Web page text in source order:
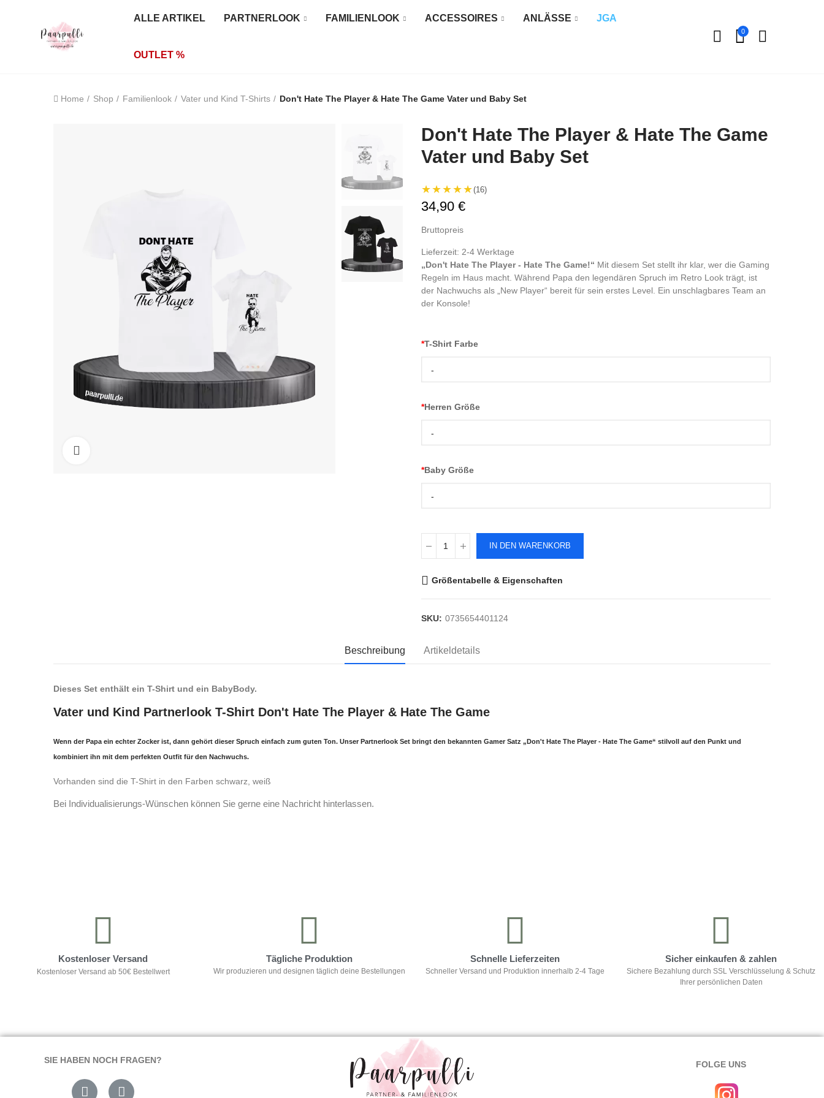
ALLE ARTIKEL PARTNERLOOK FAMILIENLOOK ACCESSOIRES ANLÄSSE JGA
OUTLET %
0
Home Shop Familienlook Vater und Kind T-Shirts Don't Hate The Player & Hate The Game Vater und Baby Set
Don't Hate The Player & Hate The Game
Vater und Baby Set
★★★★★(16)
34,90 €
Bruttopreis
Lieferzeit: 2-4 Werktage
„Don't Hate The Player - Hate The Game!“ Mit diesem Set stellt ihr klar, wer die Gaming
Regeln im Haus macht. Während Papa den legendären Spruch im Retro Look trägt, ist
der Nachwuchs als „New Player“ bereit für sein erstes Level. Ein unschlagbares Team an
der Konsole!
*T-Shirt Farbe
-
*Herren Größe
-
*Baby Größe
-
IN DEN WARENKORB
Größentabelle & Eigenschaften
SKU: 0735654401124
Beschreibung Artikeldetails
Dieses Set enthält ein T-Shirt und ein BabyBody.
Vater und Kind Partnerlook T-Shirt Don't Hate The Player & Hate The Game
Wenn der Papa ein echter Zocker ist, dann gehört dieser Spruch einfach zum guten Ton. Unser Partnerlook Set bringt den bekannten Gamer Satz „Don't Hate The Player - Hate The Game“ stilvoll auf den Punkt und
kombiniert ihn mit dem perfekten Outfit für den Nachwuchs.
Vorhanden sind die T-Shirt in den Farben schwarz, weiß
Bei Individualisierungs-Wünschen können Sie gerne eine Nachricht hinterlassen.
Kostenloser Versand
Kostenloser Versand ab 50€ Bestellwert
Tägliche Produktion
Wir produzieren und designen täglich deine Bestellungen
Schnelle Lieferzeiten
Schneller Versand und Produktion innerhalb 2-4 Tage
Sicher einkaufen & zahlen
Sichere Bezahlung durch SSL Verschlüsselung & Schutz
Ihrer persönlichen Daten
SIE HABEN NOCH FRAGEN? FOLGE UNS